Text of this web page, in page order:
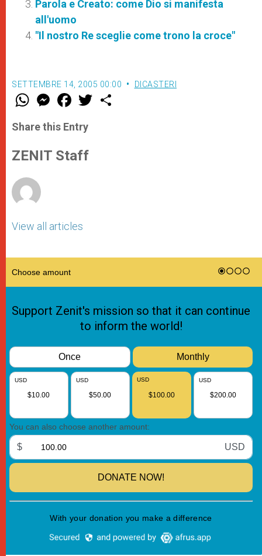
Parola e Creato: come Dio si manifesta
all'uomo
"Il nostro Re sceglie come trono la croce"
SETTEMBRE 14, 2005 00:00 DICASTERI
W
t
s
p
p
M
e
s
e
g
e
F
a
e
b
o
k
w
Share this Entry
ZENIT Staff
View all articles